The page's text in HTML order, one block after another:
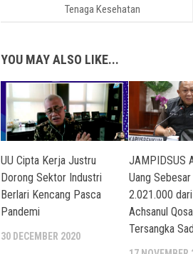
Tenaga Kesehatan
YOU MAY ALSO LIKE...
UU Cipta Kerja Justru
Dorong Sektor Industri
Berlari Kencang Pasca
Pandemi
30 DECEMBER 2020
JAMPIDSUS
Uang Sebesar
2.021.000
Achsanul
Tersangka